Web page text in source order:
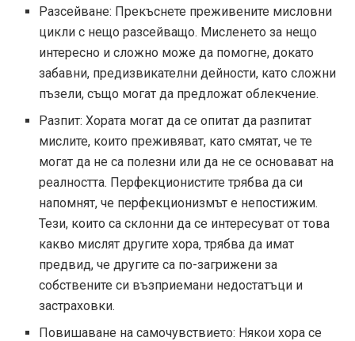
Разсейване: Прекъснете преживените мисловни
цикли с нещо разсейващо. Мисленето за нещо
интересно и сложно може да помогне, докато
забавни, предизвикателни дейности, като сложни
пъзели, също могат да предложат облекчение.
Разпит: Хората могат да се опитат да разпитат
мислите, които преживяват, като смятат, че те
могат да не са полезни или да не се основават на
реалността. Перфекционистите трябва да си
напомнят, че перфекционизмът е непостижим.
Тези, които са склонни да се интересуват от това
какво мислят другите хора, трябва да имат
предвид, че другите са по-загрижени за
собствените си възприемани недостатъци и
застраховки.
Повишаване на самочувствието: Някои хора се